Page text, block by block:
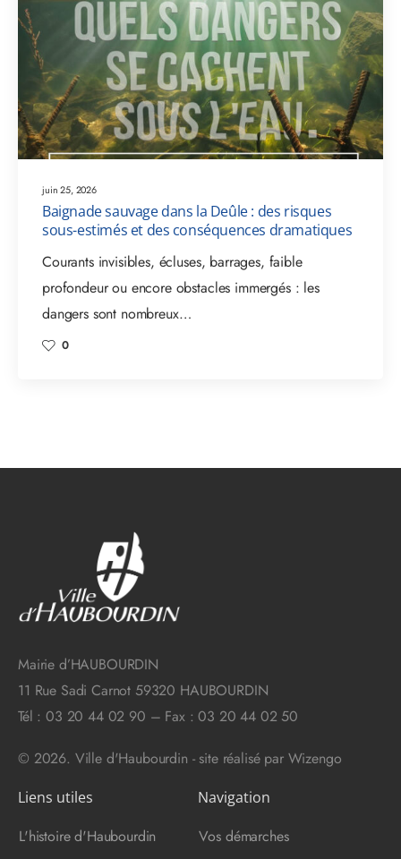
juin 25, 2026
Baignade sauvage dans la Deûle : des risques
sous-estimés et des conséquences dramatiques
Courants invisibles, écluses, barrages, faible
profondeur ou encore obstacles immergés : les
dangers sont nombreux…
0
Mairie d’HAUBOURDIN
11 Rue Sadi Carnot 59320 HAUBOURDIN
Tél : 03 20 44 02 90 – Fax : 03 20 44 02 50
© 2026. Ville d'Haubourdin - site réalisé par Wizengo
Liens utiles
L'histoire d'Haubourdin
Navigation
Vos démarches